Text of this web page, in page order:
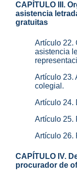
CAPÍTULO III.
asistencia
gratuitas
Artículo 22.
asistencia
Artículo 23.
colegial.
Artículo 24.
Artículo 25.
Artículo 26.
CAPÍTULO IV.
procurador de